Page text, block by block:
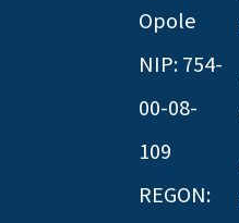
Opole
NIP: 754-
00-08-
109
REGON: